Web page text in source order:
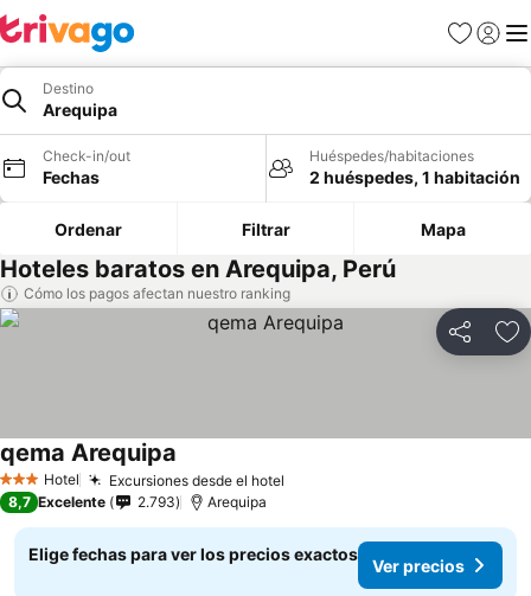
Favoritos
Iniciar
Destino
Arequipa
Check-in/out
Fechas
Huéspedes/habitaciones
2 huéspedes, 1 habitación
Ordenar Filtrar Mapa
Hoteles baratos en Arequipa, Perú
Cómo los pagos afectan nuestro ranking
Compartir
3 Estrellas
Hotel Excursiones desde el hotel
qema Arequipa
8,7 Excelente 2.793 Arequipa
Elige fechas para ver los precios exactos
Ver precios